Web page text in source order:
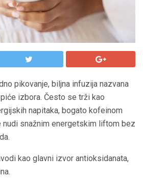
pikovanje, biljna infuzija nazvana
izbora. Često se trži kao
napitaka, bogato kofeinom
nudi snažnim energetskim liftom bez
kao glavni izvor antioksidanata,